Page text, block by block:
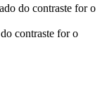
do contraste for o
contraste for o